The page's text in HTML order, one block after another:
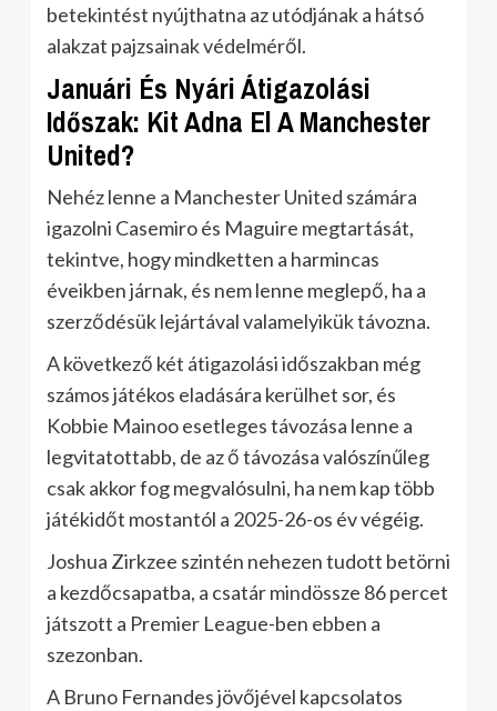
betekintést nyújthatna az utódjának a hátsó
alakzat pajzsainak védelméről.
Januári És Nyári Átigazolási
Időszak: Kit Adna El A Manchester
United?
Nehéz lenne a Manchester United számára
igazolni Casemiro és Maguire megtartását,
tekintve, hogy mindketten a harmincas
éveikben járnak, és nem lenne meglepő, ha a
szerződésük lejártával valamelyikük távozna.
A következő két átigazolási időszakban még
számos játékos eladására kerülhet sor, és
Kobbie Mainoo esetleges távozása lenne a
legvitatottabb, de az ő távozása valószínűleg
csak akkor fog megvalósulni, ha nem kap több
játékidőt mostantól a 2025-26-os év végéig.
Joshua Zirkzee szintén nehezen tudott betörni
a kezdőcsapatba, a csatár mindössze 86 percet
játszott a Premier League-ben ebben a
szezonban.
A Bruno Fernandes jövőjével kapcsolatos